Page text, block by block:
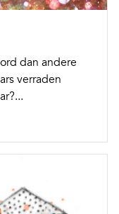
dan andere
verraden